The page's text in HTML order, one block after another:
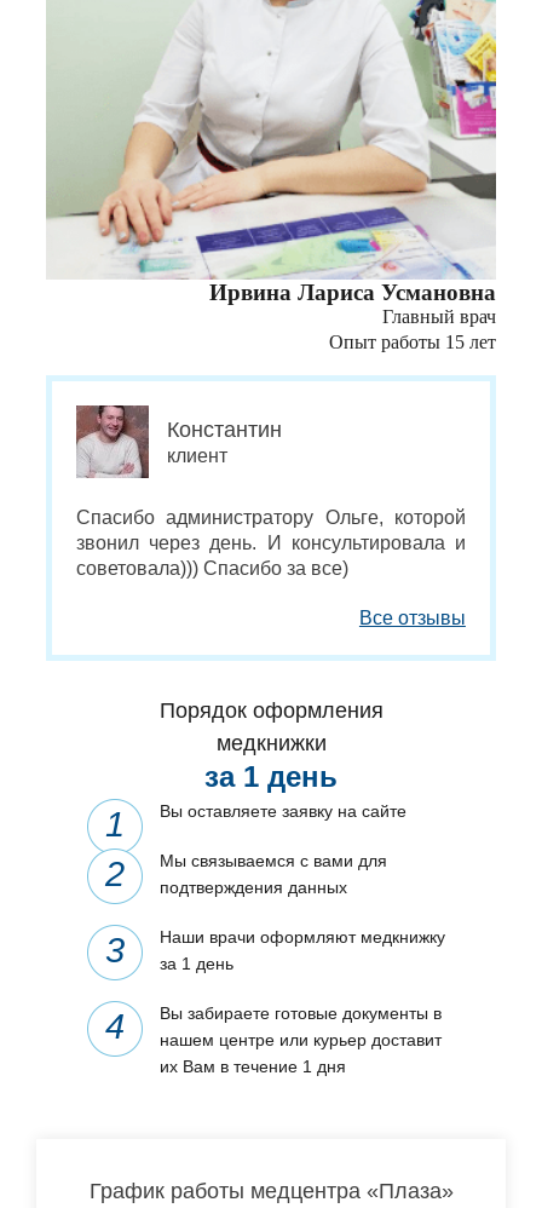
Ирвина Лариса Усмановна
Главный врач
Опыт работы 15 лет
Константин
клиент
Спасибо администратору Ольге, которой
звонил через день. И консультировала и
советовала))) Спасибо за все)
Все отзывы
Порядок оформления
медкнижки
за 1 день
Вы оставляете заявку на сайте
Мы связываемся с вами для
подтверждения данных
Наши врачи оформляют медкнижку
за 1 день
Вы забираете готовые документы в
нашем центре или курьер доставит
их Вам в течение 1 дня
График работы медцентра «Плаза»